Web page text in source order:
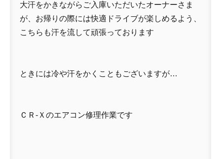
大汗をかきながらご入庫いただいたオーナーさま
が、お帰りの際には快適ドライブが楽しめるよう、
こちらも汗を流して頑張っております
ときには冷や汗をかくこともございますが…
ＣＲ-Ｘのエアコン修理作業です